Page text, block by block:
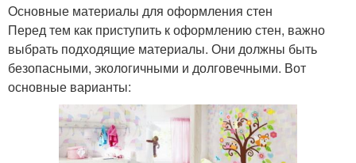
Основные материалы для оформления стен
Перед тем как приступить к оформлению стен, важно
выбрать подходящие материалы. Они должны быть
безопасными, экологичными и долговечными. Вот
основные варианты: